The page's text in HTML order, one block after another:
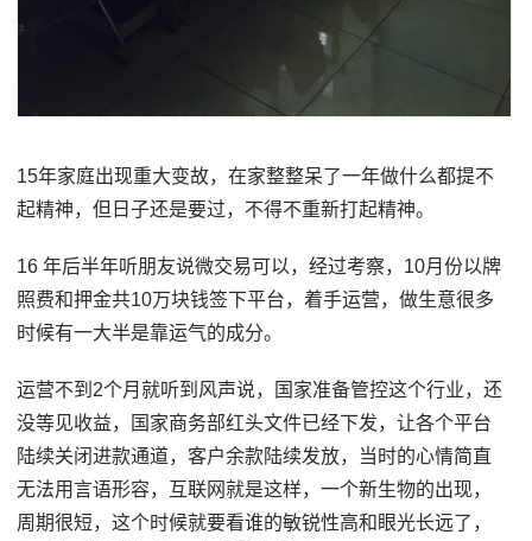
15年家庭出现重大变故，在家整整呆了一年做什么都提不
起精神，但日子还是要过，不得不重新打起精神。
16 年后半年听朋友说微交易可以，经过考察，10月份以牌
照费和押金共10万块钱签下平台，着手运营，做生意很多
时候有一大半是靠运气的成分。
运营不到2个月就听到风声说，国家准备管控这个行业，还
没等见收益，国家商务部红头文件已经下发，让各个平台
陆续关闭进款通道，客户余款陆续发放，当时的心情简直
无法用言语形容，互联网就是这样，一个新生物的出现，
周期很短，这个时候就要看谁的敏锐性高和眼光长远了，